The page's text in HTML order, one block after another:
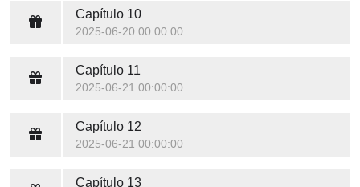
Capítulo 10
2025-06-20 00:00:00
Capítulo 11
2025-06-21 00:00:00
Capítulo 12
2025-06-21 00:00:00
Capítulo 13